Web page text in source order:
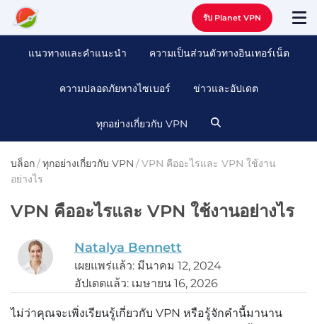
รับ Planet VPN
แนวทางและคําแนะนํา ความเป็นส่วนตัวทางอินเทอร์เน็ต
ความปลอดภัยทางไซเบอร์ ข่าวและอัปเดต
ทุกอย่างเกี่ยวกับ VPN
บล็อก/ทุกอย่างเกี่ยวกับ VPN /VPN คืออะไรและ VPN ใช้งาน
อย่างไร
VPN คืออะไรและ VPN ใช้งานอย่างไร
Natalya Bennett
เผยแพร่แล้ว: มีนาคม 12, 2024
อัปเดตแล้ว: เมษายน 16, 2026
ไม่ว่าคุณจะเพิ่งเรียนรู้เกี่ยวกับ VPN หรือรู้จักคำนี้มานาน